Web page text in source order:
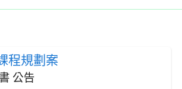
劃案 招標公告 | 案號：
務 | 招標方式：公開取得報價單
程規劃案
公告